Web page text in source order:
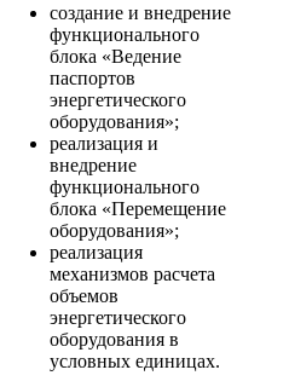
создание и внедрение
функционального
блока «Ведение
паспортов
энергетического
оборудования»;
реализация и
внедрение
функционального
блока «Перемещение
оборудования»;
реализация
механизмов расчета
объемов
энергетического
оборудования в
условных единицах.